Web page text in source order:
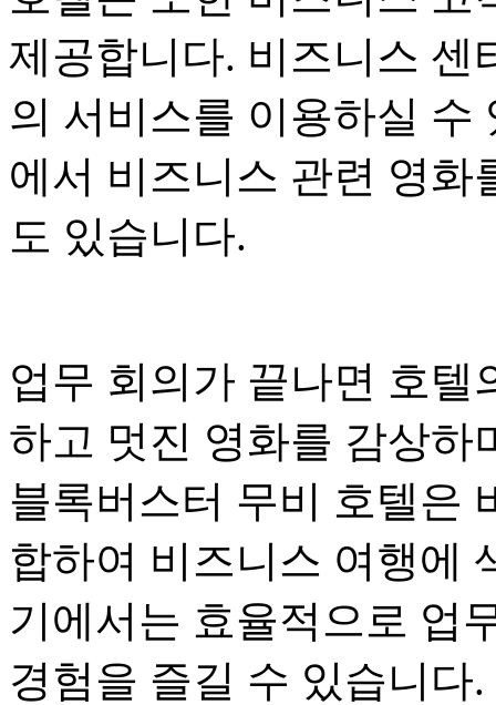
제공합니다. 비즈니스 센
의 서비스를 이용하실 수
에서 비즈니스 관련 영화
도 있습니다.
업무 회의가 끝나면 호텔
하고 멋진 영화를 감상하
블록버스터 무비 호텔은
합하여 비즈니스 여행에
기에서는 효율적으로 업
경험을 즐길 수 있습니다